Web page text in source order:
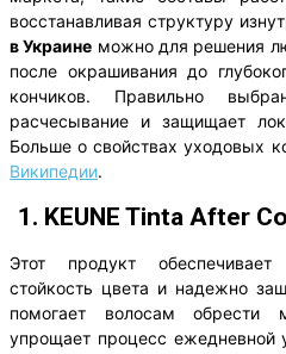
восстанавливая структуру
в Украине можно для решения
после окрашивания до
кончиков. Правильно
расчесывание и защищает
Больше о свойствах уходовых
Википедии.
1. KEUNE Tinta After
Этот продукт
стойкость цвета и надежно
помогает волосам обрести
упрощает процесс ежедневной